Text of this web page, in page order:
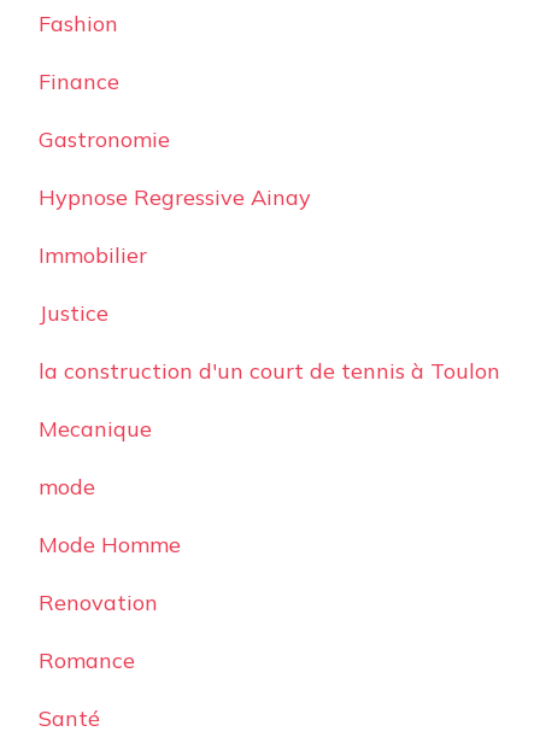
Fashion
Finance
Gastronomie
Hypnose Regressive Ainay
Immobilier
Justice
la construction d'un court de tennis à Toulon
Mecanique
mode
Mode Homme
Renovation
Romance
Santé